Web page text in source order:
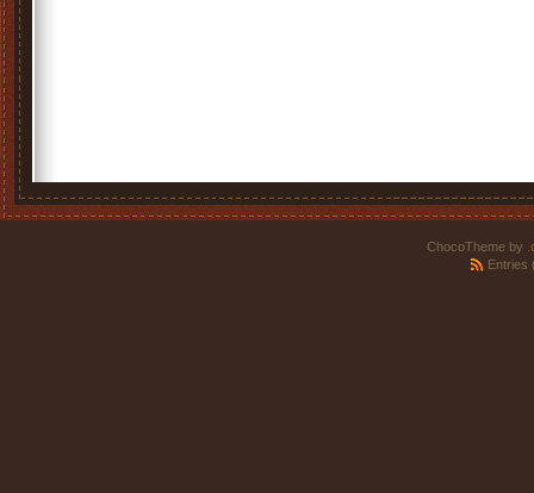
ChocoTheme by
Entries